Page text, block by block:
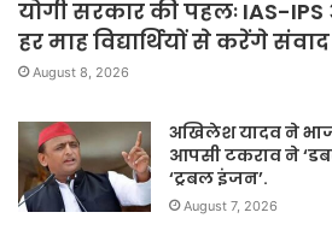
योगी सरकार की पहलः IAS-
हर माह विद्यार्थियों से करेंगे संवाद
August 8, 2026
अखिलेश यादव ने
आपसी टकराव ने
‘ट्रबल इंजन’.
August 7, 2026